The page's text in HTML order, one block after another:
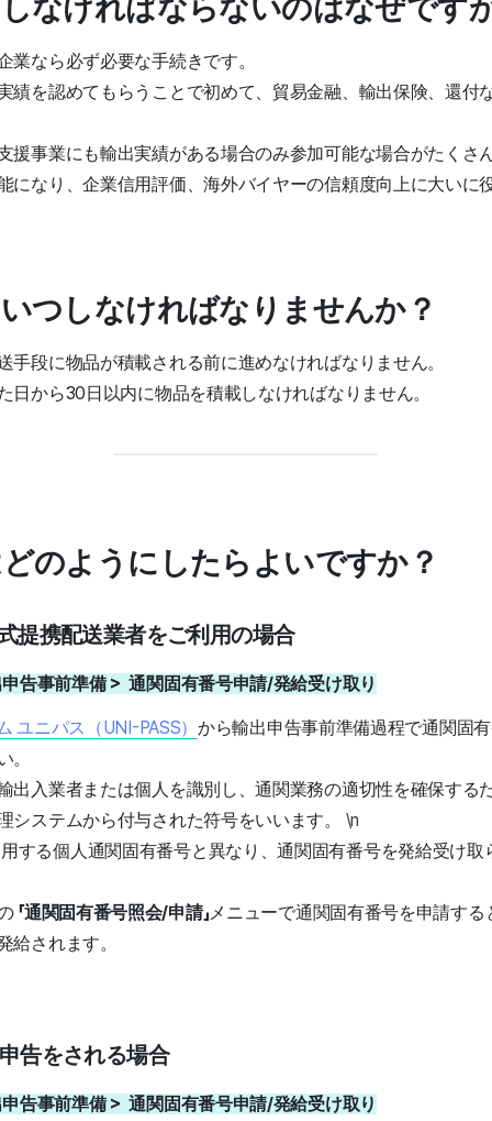
なければならないのはなぜです
業なら必ず必要な手続きです。
績を認めてもらうことで初めて、貿易金融、輸出保険、還付
援事業にも輸出実績がある場合のみ参加可能な場合がたくさ
になり、企業信用評価、海外バイヤーの信頼度向上に大いに
つしなければなりませんか？
手段に物品が積載される前に進めなければなりません。
日から30日以内に物品を積載しなければなりません。
のようにしたらよいですか？
提携配送業者をご利用の場合
申告事前準備 > 通関固有番号申請/発給受け取り
ユニパス（UNI-PASS）から輸出申告事前準備過程で通関固
。
出入業者または個人を識別し、通関業務の適切性を確保する
システムから付与された符号をいいます。 \n
する個人通関固有番号と異なり、通関固有番号を発給受け取
「通関固有番号照会/申請」メニューで通関固有番号を申請す
給されます。
告をされる場合
申告事前準備 > 通関固有番号申請/発給受け取り